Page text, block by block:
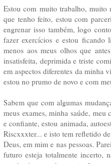
Estou com muito trabalho, muito
que tenho feito, estou com
engrenar isso também, logo
fazer exercícios e estou
menos aos meus olhos que
insatisfeita, deprimida e triste
em aspectos diferentes da minha
estou no prumo de novo e com
Sabem que com algumas
meus exames, minha saúde, meu
e confiante, estou animada,
Riscxxxter... e isto tem refletido
Deus, em mim e nas pessoas.
futuro esteja totalmente incerto,